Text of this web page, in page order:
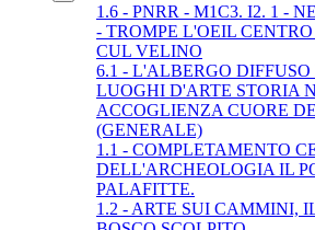
1.6 - PNRR - M1C3. I2. 1 -
- TROMPE L'OEIL
CUL VELINO
6.1 - L'ALBERGO
LUOGHI D'ARTE STORIA
ACCOGLIENZA CUORE
(GENERALE)
1.1 - COMPLETAMENTO
DELL'ARCHEOLOGIA IL
PALAFITTE.
1.2 - ARTE SUI CAMMINI,